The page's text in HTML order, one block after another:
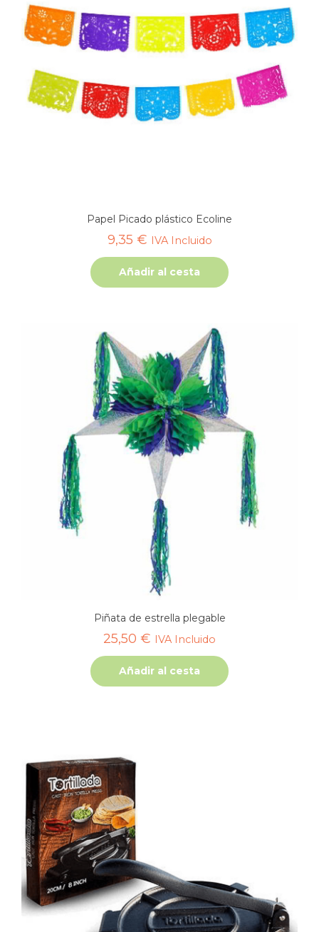
Papel Picado plástico Ecoline
9,35 € IVA Incluido
Añadir al cesta
Piñata de estrella plegable
25,50 € IVA Incluido
Añadir al cesta